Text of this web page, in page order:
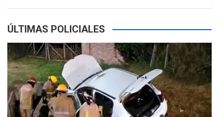
ÚLTIMAS POLICIALES